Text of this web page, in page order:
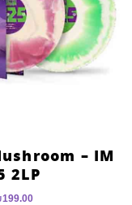
– IM
2LP
199.00